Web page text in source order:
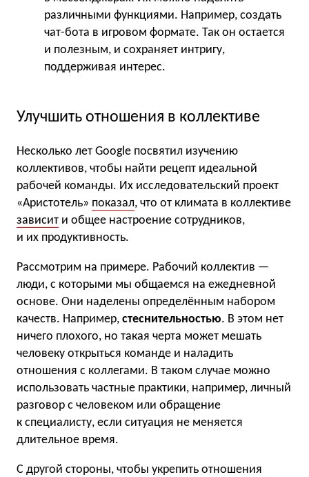
различными функциями. Например, создать
чат-бота в игровом формате. Так он остается
и полезным, и сохраняет интригу,
поддерживая интерес.
Улучшить отношения в коллективе
Несколько лет Google посвятил изучению
коллективов, чтобы найти рецепт идеальной
рабочей команды. Их исследовательский проект
«Аристотель» показал, что от климата в коллективе
зависит и общее настроение сотрудников,
и их продуктивность.
Рассмотрим на примере. Рабочий коллектив —
люди, с которыми мы общаемся на ежедневной
основе. Они наделены определённым набором
качеств. Например, стеснительностью. В этом нет
ничего плохого, но такая черта может мешать
человеку открыться команде и наладить
отношения с коллегами. В таком случае можно
использовать частные практики, например, личный
разговор с человеком или обращение
к специалисту, если ситуация не меняется
длительное время.
С другой стороны, чтобы укрепить отношения